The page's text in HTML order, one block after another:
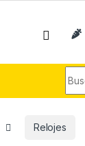
Relojes